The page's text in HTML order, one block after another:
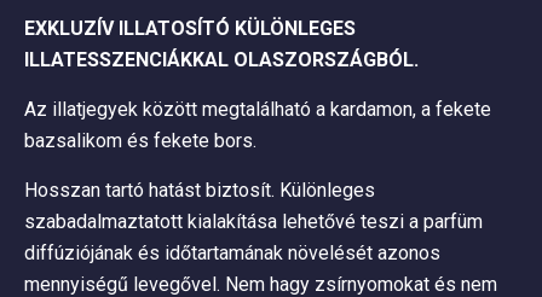
EXKLUZÍV ILLATOSÍTÓ KÜLÖNLEGES
ILLATESSZENCIÁKKAL OLASZORSZÁGBÓL.
Az illatjegyek között megtalálható a kardamon, a fekete
bazsalikom és fekete bors.
Hosszan tartó hatást biztosít. Különleges
szabadalmaztatott kialakítása lehetővé teszi a parfüm
diffúziójának és időtartamának növelését azonos
mennyiségű levegővel. Nem hagy zsírnyomokat és nem